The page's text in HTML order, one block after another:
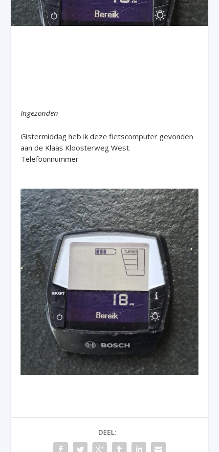
Ingezonden
Gistermiddag heb ik deze fietscomputer gevonden
aan de Klaas Kloosterweg West.
Telefoonnummer
DEEL: